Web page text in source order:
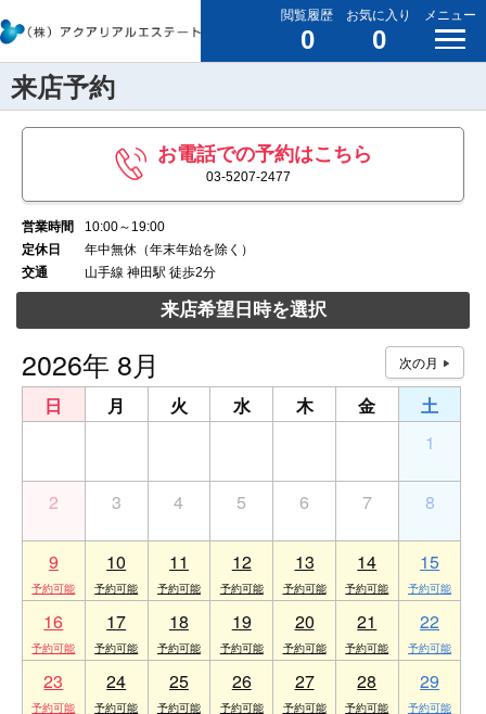
閲覧履歴
0
お気に入り
0
メニュー
来店予約
お電話での予約はこちら
03-5207-2477
営業時間
10:00～19:00
定休日
年中無休（年末年始を除く）
交通
山手線 神田駅 徒歩2分
来店希望日時を選択
2026年 8月
日 月 火 水 木 金
土
1
2 3 4 5 6 7 8
9 10 11 12 13 14 15
16 17 18 19 20 21 22
23 24 25 26 27 28 29